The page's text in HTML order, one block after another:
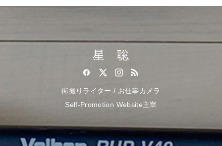
星 聡
街撮りライター / お仕事カメラ
Self-Promotion Website主宰